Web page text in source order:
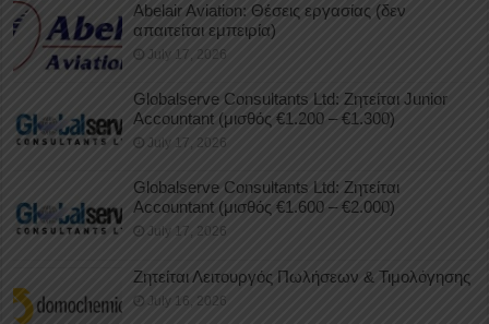
Abelair Aviation: Θέσεις εργασίας (δεν
απαιτείται εμπειρία)
July 17, 2026
Globalserve Consultants Ltd: Ζητείται Junior
Accountant (μισθός €1.200 – €1.300)
July 17, 2026
Globalserve Consultants Ltd: Ζητείται
Accountant (μισθός €1.600 – €2.000)
July 17, 2026
Ζητείται Λειτουργός Πωλήσεων & Τιμολόγησης
July 16, 2026